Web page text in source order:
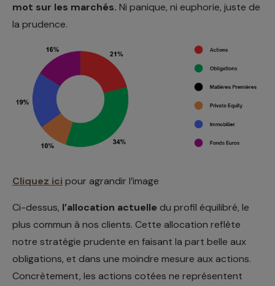
mot sur les marchés. Ni panique, ni euphorie, juste de
la prudence.
Cliquez ici pour agrandir l’image
Ci-dessus, l’allocation actuelle du profil équilibré, le
plus commun à nos clients. Cette allocation reflète
notre stratégie prudente en faisant la part belle aux
obligations, et dans une moindre mesure aux actions.
Concrètement, les actions cotées ne représentent